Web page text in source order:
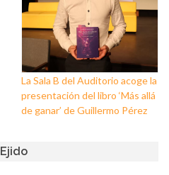
La Sala B del Auditorio acoge la
presentación del libro ‘Más allá
de ganar’ de Guillermo Pérez